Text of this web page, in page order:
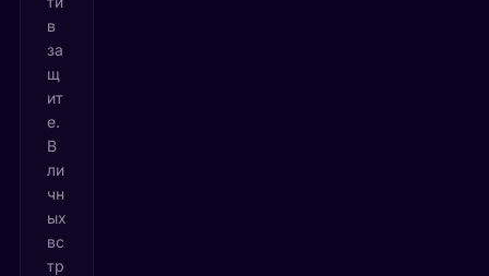
в
за
щ
ит
е.
В
ли
чн
ых
вс
тр